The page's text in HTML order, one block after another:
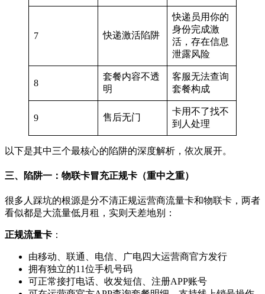
7 快递激活陷阱
快递员用你的
身份完成激
活，存在信息
泄露风险
8
套餐内容不透
明
客服无法查询
套餐构成
9 售后无门
卡用不了找不
到人处理
以下是其中三个最核心的陷阱的深度解析，依次展开。
三、陷阱一：物联卡冒充正规卡（重中之重）
很多人踩坑的根源是分不清正规运营商流量卡和物联卡，两者
看似都是大流量低月租，实则天差地别：
正规流量卡 ：
由移动、联通、电信、广电四大运营商官方发行
拥有独立的11位手机号码
可正常接打电话、收发短信、注册APP账号